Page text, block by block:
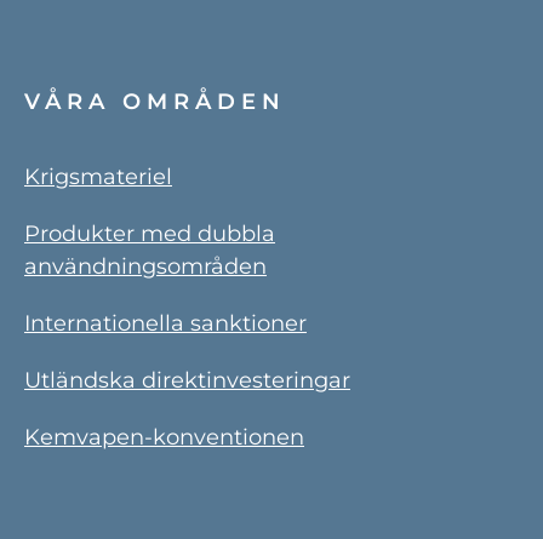
VÅRA OMRÅDEN
Krigsmateriel
Produkter med dubbla
användningsområden
Internationella sanktioner
Utländska direktinvesteringar
Kemvapen-konventionen